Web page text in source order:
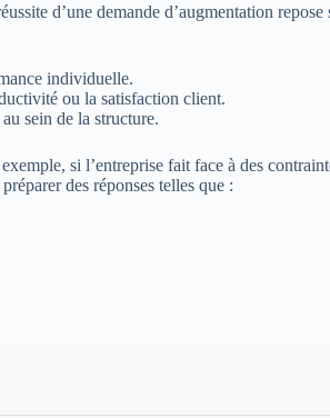
d’une demande d’augmentation
individuelle.
ou la satisfaction client.
sein de la structure.
si l’entreprise fait face à des
des réponses telles que :